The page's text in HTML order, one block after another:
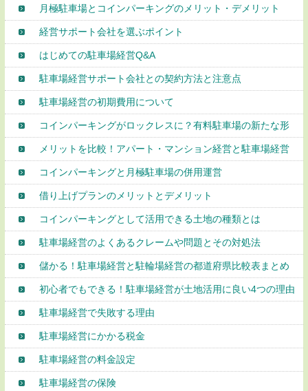
月極駐車場とコインパーキングのメリット・デメリット
経営サポート会社を選ぶポイント
はじめての駐車場経営Q&A
駐車場経営サポート会社との契約方法と注意点
駐車場経営の初期費用について
コインパーキングがロックレスに？有料駐車場の新たな形
メリットを比較！アパート・マンション経営と駐車場経営
コインパーキングと月極駐車場の併用運営
借り上げプランのメリットとデメリット
コインパーキングとして活用できる土地の種類とは
駐車場経営のよくあるクレームや問題とその対処法
儲かる！駐車場経営と駐輪場経営の都道府県比較表まとめ
初心者でもできる！駐車場経営が土地活用に良い4つの理由
駐車場経営で失敗する理由
駐車場経営にかかる税金
駐車場経営の料金設定
駐車場経営の保険